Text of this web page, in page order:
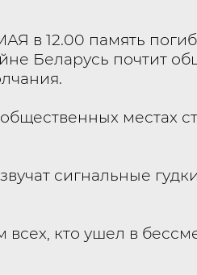
в 12.00 память
Беларусь почтит
местах
сигнальные
кто ушел в